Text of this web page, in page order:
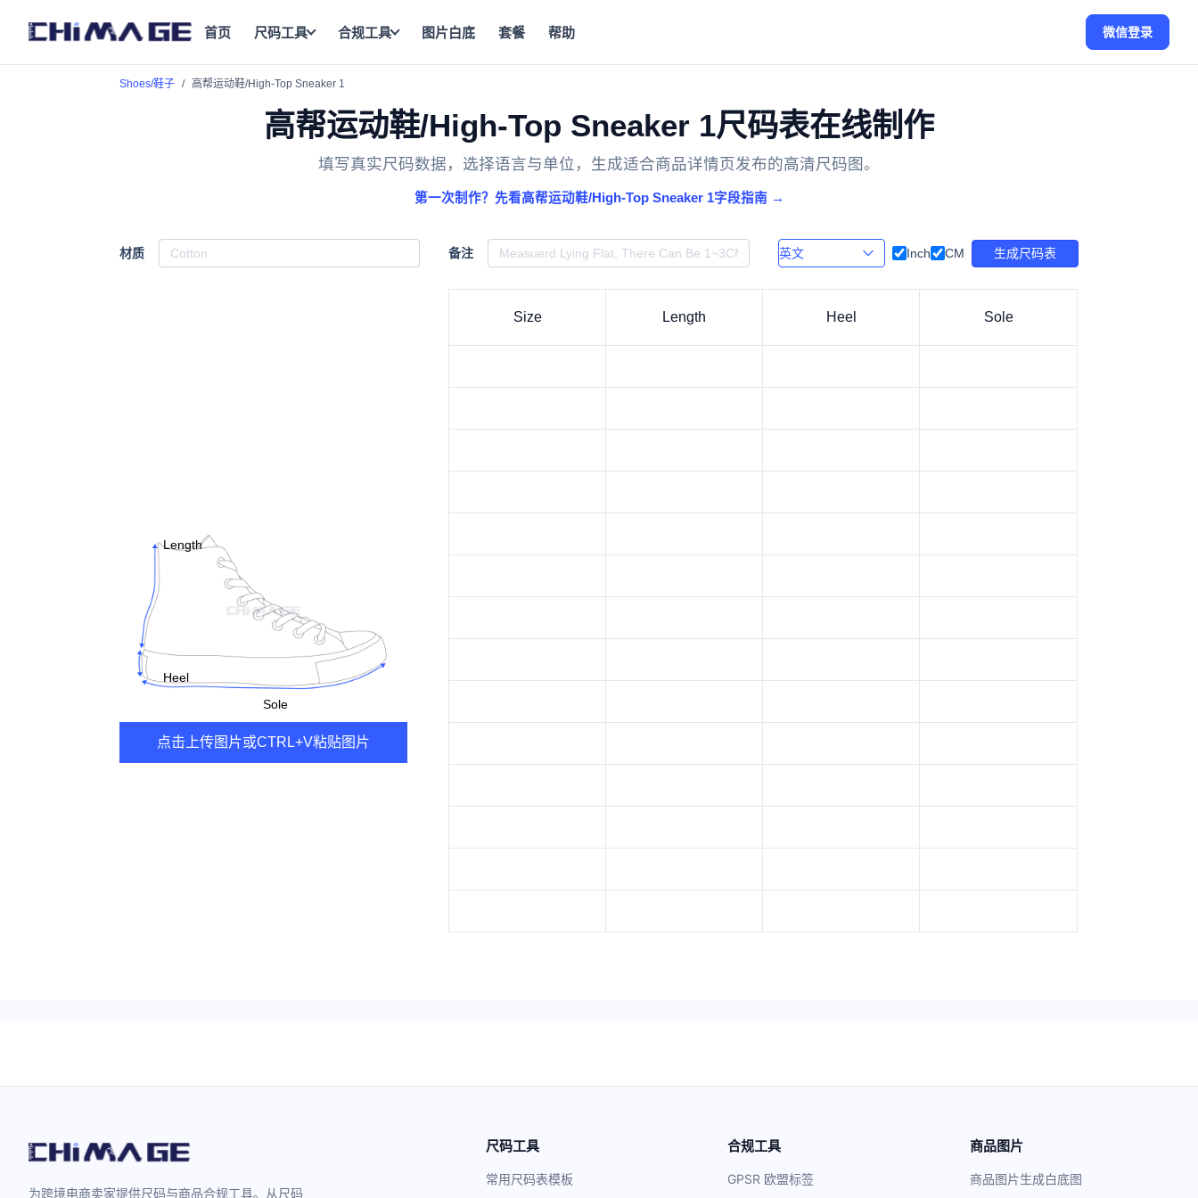
首页 尺码工具 合规工具 图片白底 套餐 帮助 微信登录
Shoes/鞋子 高帮运动鞋/High-Top Sneaker 1
高帮运动鞋/High-Top Sneaker 1尺码表在线制作
填写真实尺码数据，选择语言与单位，生成适合商品详情页发布的高清尺码图。
第一次制作？先看高帮运动鞋/High-Top Sneaker 1字段指南 →
材质 备注 Inch CM 生成尺码表
Length
Heel
Sole
点击上传图片或CTRL+V粘贴图片
为跨境电商卖家提供尺码与商品合规工具。从尺码
尺码工具
常用尺码表模板
合规工具
GPSR 欧盟标签
商品图片
商品图片生成白底图